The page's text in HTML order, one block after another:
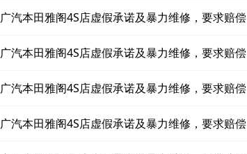
广汽本田雅阁4S店虚假承诺及暴力维修，要求赔偿
广汽本田雅阁4S店虚假承诺及暴力维修，要求赔偿
广汽本田雅阁4S店虚假承诺及暴力维修，要求赔偿
广汽本田雅阁4S店虚假承诺及暴力维修，要求赔偿